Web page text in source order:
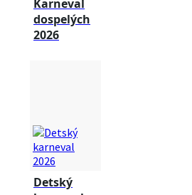
Karneval
dospelých
2026
Detský